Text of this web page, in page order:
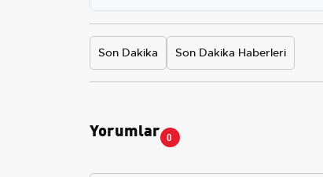
Son Dakika Son Dakika Haberleri
Yorumlar 0